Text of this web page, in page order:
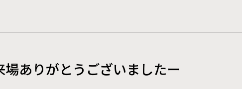
ありがとうございましたー